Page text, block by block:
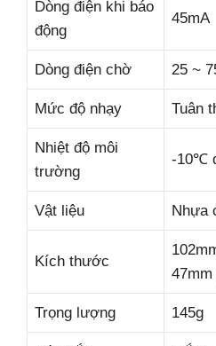
Dòng điện khi báo
động
45mA
Dòng điện chờ 25 ~
Mức độ nhạy Tuân
Nhiệt độ môi
trường
-10℃
Vật liệu Nhựa
Kích thước
Trọng lượng 145g